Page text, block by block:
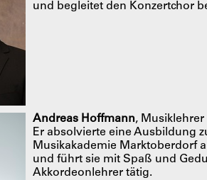
und begleitet den Konzertchor
Andreas Hoffmann,
Er absolvierte eine Ausbildung
Musikakademie Marktoberdorf
und führt sie mit Spaß und
Akkordeonlehrer tätig.